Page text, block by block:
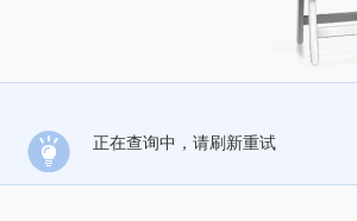
正在查询中，请刷新重试